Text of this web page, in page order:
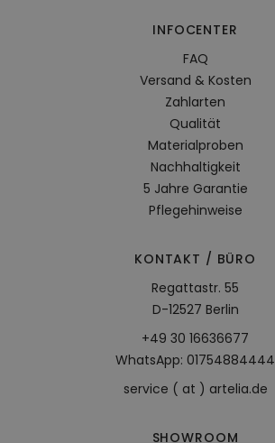
INFOCENTER
FAQ
Versand & Kosten
Zahlarten
Qualität
Materialproben
Nachhaltigkeit
5 Jahre Garantie
Pflegehinweise
KONTAKT / BÜRO
Regattastr. 55
D-12527 Berlin
+49 30 16636677
WhatsApp: 01754884444
service ( at ) artelia.de
SHOWROOM